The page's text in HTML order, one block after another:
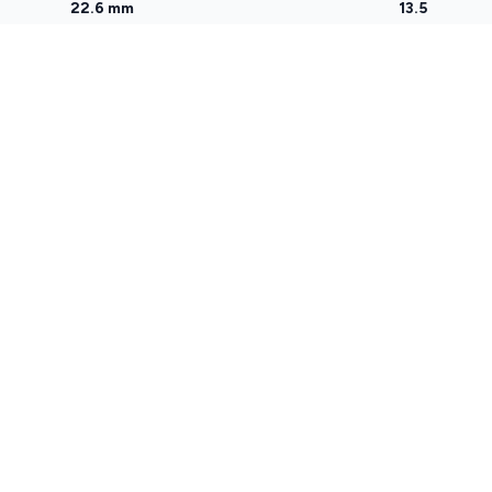
22.6 mm 13.5